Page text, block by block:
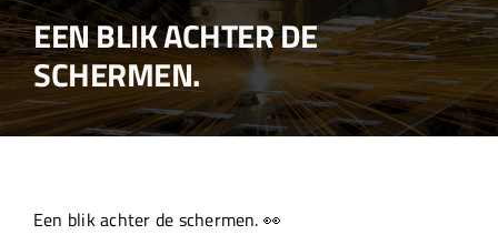
Home
Over ons
EEN BLIK ACHTER DE
SCHERMEN.
Een blik achter de schermen. 👀